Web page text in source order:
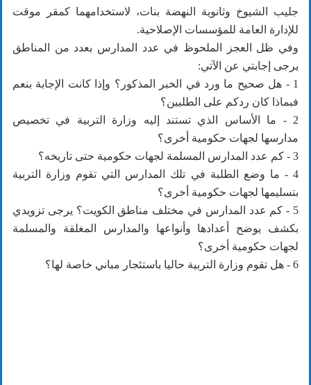
جليب الشيوخ وثانوية النهضة بنات، لاستخدامهما كمقر موقت
للإدارة العامة للمؤسسات الإصلاحية.
وفي ظل العجز الملحوظ في عدد المدارس بعدد من المناطق
يرجى إجابتي عن الآتي:
1 - هل صحيح ما ورد في الخبر المذكور؟ وإذا كانت الإجابة بنعم
فبماذا كان ردكم على الطلبين؟
2 - ما الأساس الذي تستند إليه وزارة التربية في تخصيص
مدارسها لجهات حكومية أخرى؟
3 - كم عدد المدارس المسلمة لجهات حكومية حتى تاريخه؟
4 - ما وضع الطلبة في تلك المدارس التي تقوم وزارة التربية
بتسليمها لجهات حكومية أخرى؟
5 - كم عدد المدارس في مختلف مناطق الكويت؟ يرجى تزويدي
بكشف يوضح أعدادها وأنواعها والمدارس المغلقة والمسلمة
لجهات حكومية أخرى؟
6 - هل تقوم وزارة التربية حاليا باستئجار مباني خاصة لها؟